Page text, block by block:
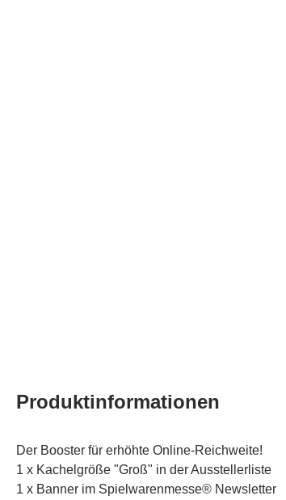
Produktinformationen
Der Booster für erhöhte Online-Reichweite!
1 x Kachelgröße "Groß" in der Ausstellerliste
1 x Banner im Spielwarenmesse® Newsletter